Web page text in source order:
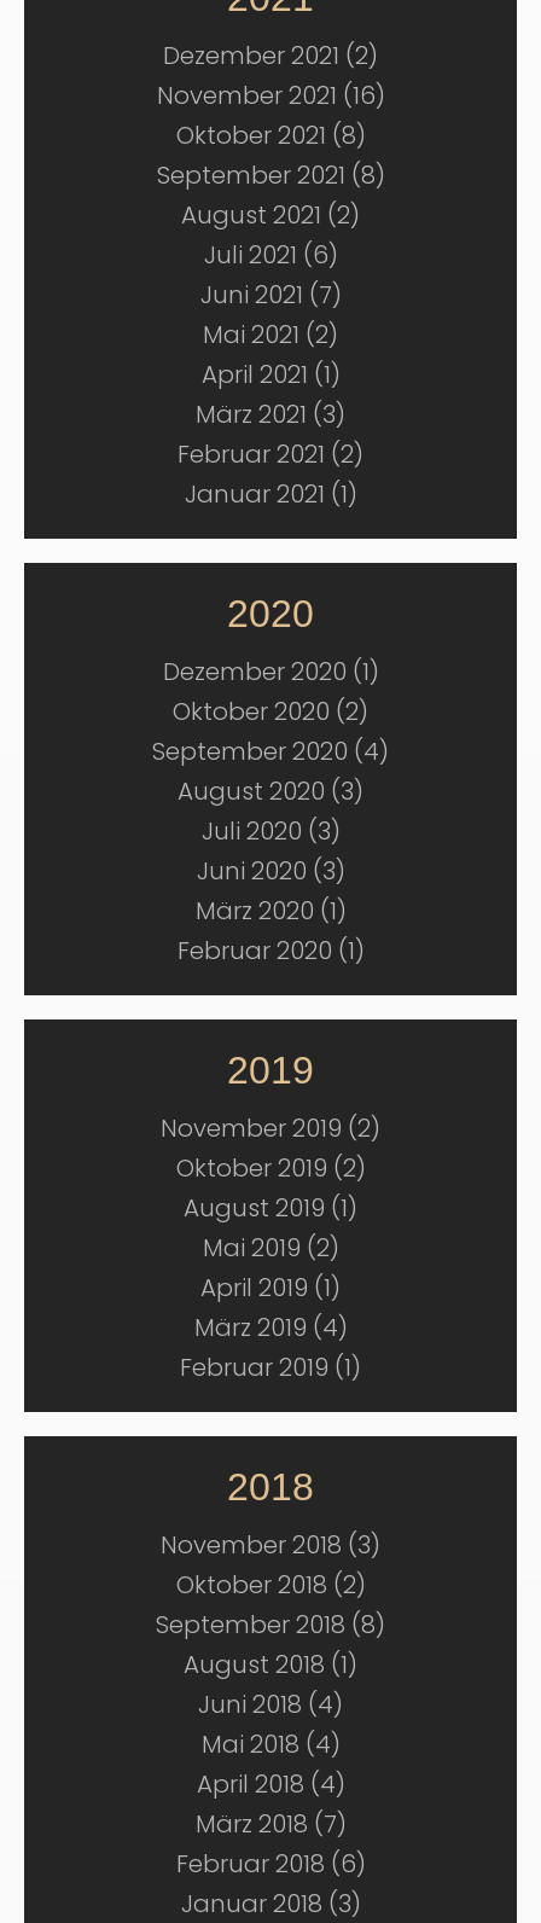
Dezember 2021 (2)
November 2021 (16)
Oktober 2021 (8)
September 2021 (8)
August 2021 (2)
Juli 2021 (6)
Juni 2021 (7)
Mai 2021 (2)
April 2021 (1)
März 2021 (3)
Februar 2021 (2)
Januar 2021 (1)
2020
Dezember 2020 (1)
Oktober 2020 (2)
September 2020 (4)
August 2020 (3)
Juli 2020 (3)
Juni 2020 (3)
März 2020 (1)
Februar 2020 (1)
2019
November 2019 (2)
Oktober 2019 (2)
August 2019 (1)
Mai 2019 (2)
April 2019 (1)
März 2019 (4)
Februar 2019 (1)
2018
November 2018 (3)
Oktober 2018 (2)
September 2018 (8)
August 2018 (1)
Juni 2018 (4)
Mai 2018 (4)
April 2018 (4)
März 2018 (7)
Februar 2018 (6)
Januar 2018 (3)